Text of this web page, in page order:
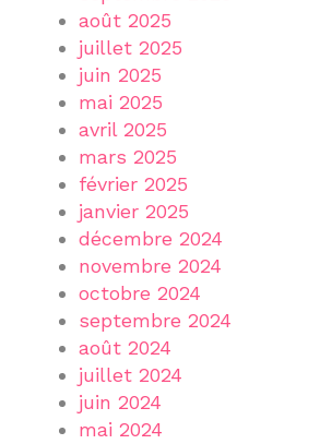
août 2025
juillet 2025
juin 2025
mai 2025
avril 2025
mars 2025
février 2025
janvier 2025
décembre 2024
novembre 2024
octobre 2024
septembre 2024
août 2024
juillet 2024
juin 2024
mai 2024